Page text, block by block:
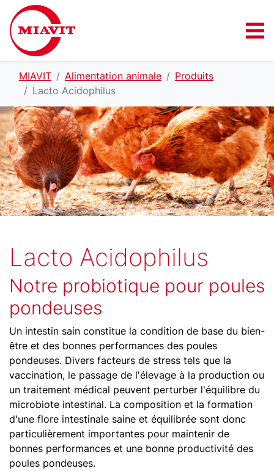
MIAVIT Alimentation animale
Produits
Lacto Acidophilus
Lacto Acidophilus
Notre probiotique pour poules
pondeuses
Un intestin sain constitue la condition de base du bien-
être et des bonnes performances des poules
pondeuses. Divers facteurs de stress tels que la
vaccination, le passage de l'élevage à la production ou
un traitement médical peuvent perturber l'équilibre du
microbiote intestinal. La composition et la formation
d'une flore intestinale saine et équilibrée sont donc
particulièrement importantes pour maintenir de
bonnes performances et une bonne productivité des
poules pondeuses.